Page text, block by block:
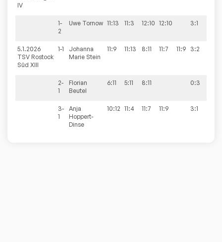
IV
1-
2
Uwe Tornow 11:13 11:3 12:10 12:10 3:1
5.1.2026
TSV Rostock
Süd XIII
1-1
Johanna
Marie Stein
11:9 11:13 8:11 11:7 11:9 3:2
2-
1
Florian
Beutel
6:11 5:11 8:11 0:3
3-
1
Anja
Hoppert-
Dinse
10:12 11:4 11:7 11:9 3:1